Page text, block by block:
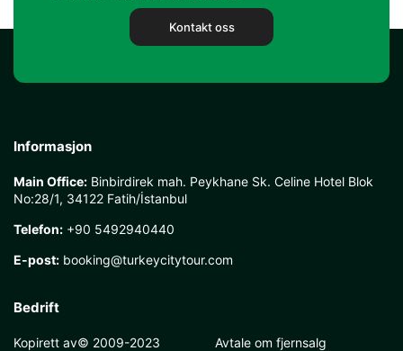
Kontakt oss
Informasjon
Main Office: Binbirdirek mah. Peykhane Sk. Celine Hotel Blok
No:28/1, 34122 Fatih/İstanbul
Telefon: +90 5492940440
E-post: booking@turkeycitytour.com
Bedrift
Kopirett av© 2009-2023
Avtale om fjernsalg